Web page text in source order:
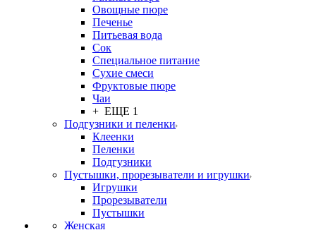
Овощные пюре
Печенье
Питьевая вода
Сок
Специальное питание
Сухие смеси
Фруктовые пюре
Чаи
+ ЕЩЕ 1
Подгузники и пеленки
Клеенки
Пеленки
Подгузники
Пустышки, прорезыватели и игрушки
Игрушки
Прорезыватели
Пустышки
Женская